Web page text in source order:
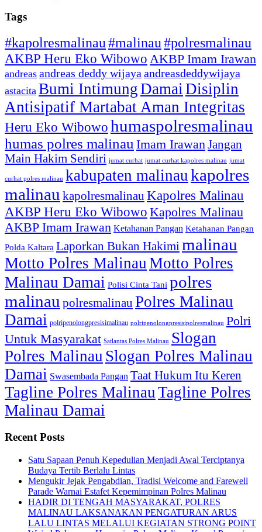
Tags
#kapolresmalinau#malinau#polresmalinau
AKBP Heru Eko Wibowo AKBP Imam Irawan
andreas andreas deddy wijaya andreasdeddywijaya
astacita Bumi IntimungDamaiDisiplin
Antisipatif Martabat Aman Integritas
Heru Eko Wibowohumaspolresmalinau
humas polres malinau Imam IrawanJangan
Main Hakim Sendiri jumat curhat jumat curhat kapolres malinau jumat
curhat polres malinau kabupaten malinaukapolres
malinau kapolresmalinau Kapolres Malinau
AKBP Heru Eko Wibowo Kapolres Malinau
AKBP Imam Irawan Ketahanan Pangan Ketahanan Pangan
Polda Kaltara Laporkan Bukan Hakimi malinau
Motto Polres MalinauMotto Polres
Malinau Damai Polisi Cinta Tani polres
malinau polresmalinau Polres Malinau
Damai polripenolongpresisimalinau polripenolongpresisipolresmalinau Polri
Untuk Masyarakat Satlantas Polres Malinau Slogan
Polres Malinau Slogan Polres Malinau
Damai Swasembada Pangan Taat Hukum Itu Keren
Tagline Polres MalinauTagline Polres
Malinau Damai
Recent Posts
Satu Sapaan Penuh Kepedulian Menjadi Awal Terciptanya
Budaya Tertib Berlalu Lintas
Mengukir Jejak Pengabdian, Tradisi Welcome and Farewell
Parade Warnai Estafet Kepemimpinan Polres Malinau
HADIR DI TENGAH MASYARAKAT, POLRES
MALINAU LAKSANAKAN PENGATURAN ARUS
LALU LINTAS MELALUI KEGIATAN STRONG POINT